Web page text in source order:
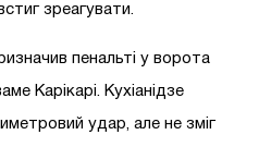
зреагувати.
пенальті у ворота
Карікарі. Кухіанідзе
удар, але не зміг